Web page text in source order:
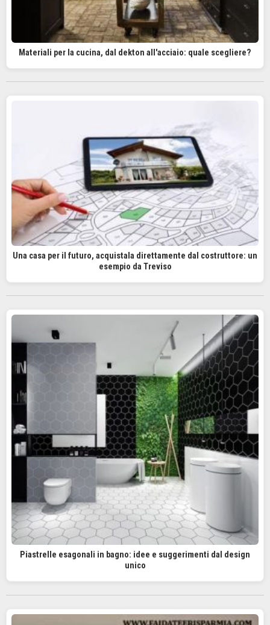
Materiali per la cucina, dal dekton all'acciaio: quale scegliere?
Una casa per il futuro, acquistala direttamente dal costruttore: un
esempio da Treviso
Piastrelle esagonali in bagno: idee e suggerimenti dal design
unico